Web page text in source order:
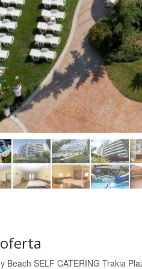
Beach SELF CATERING Trakia